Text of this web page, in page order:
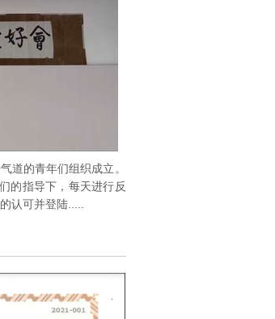
道的青年们组织成立。
的指导下，每天进行反
认可并登陆.....